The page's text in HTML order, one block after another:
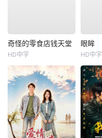
奇怪的零食店钱天堂
HD中字
眼眸
HD中字